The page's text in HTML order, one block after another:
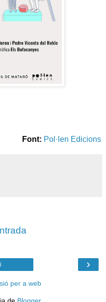
Font: Pol·len Edicions
›
per a web